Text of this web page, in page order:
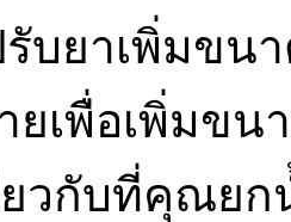
บยาเพิ่มขน
ยเพื่อเพิ่มข
ยวกับที่คุณย